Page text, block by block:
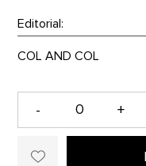
Editorial:
- +